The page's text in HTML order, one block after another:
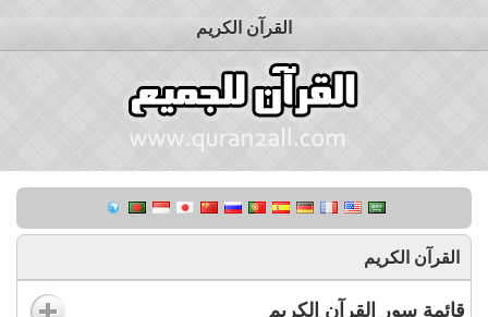
القرآن الكريم
القرآن الكريم
قائمة سور القرآن الكريم